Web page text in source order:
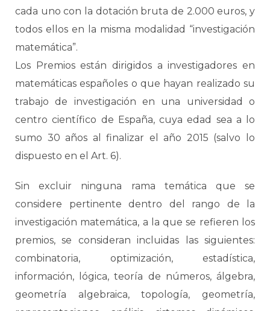
cada uno con la dotación bruta de 2.000 euros, y
todos ellos en la misma modalidad “investigación
matemática”.
Los Premios están dirigidos a investigadores en
matemáticas españoles o que hayan realizado su
trabajo de investigación en una universidad o
centro científico de España, cuya edad sea a lo
sumo 30 años al finalizar el año 2015 (salvo lo
dispuesto en el Art. 6).
Sin excluir ninguna rama temática que se
considere pertinente dentro del rango de la
investigación matemática, a la que se refieren los
premios, se consideran incluidas las siguientes:
combinatoria, optimización, estadística,
información, lógica, teoría de números, álgebra,
geometría algebraica, topología, geometría,